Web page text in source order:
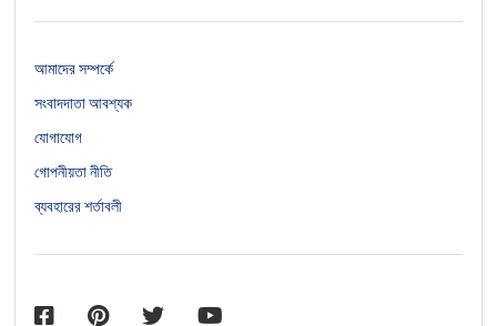
আমাদের সম্পর্কে
সংবাদদাতা আবশ্যক
যোগাযোগ
গোপনীয়তা নীতি
ব্যবহারের শর্তাবলী